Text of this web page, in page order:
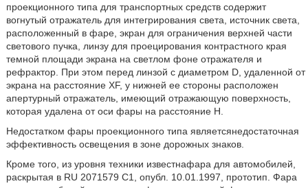
проекционного типа для транспортных средств содержит
вогнутый отражатель для интегрирования света, источник света,
расположенный в фаре, экран для ограничения верхней части
светового пучка, линзу для проецирования контрастного края
темной площади экрана на светлом фоне отражателя и
рефрактор. При этом перед линзой с диаметром D, удаленной от
экрана на расстояние XF, у нижней ее стороны расположен
апертурный отражатель, имеющий отражающую поверхность,
которая удалена от оси фары на расстояние H.
Недостатком фары проекционного типа являетсянедостаточная
эффективность освещения в зоне дорожных знаков.
Кроме того, из уровня техники известнафара для автомобилей,
раскрытая в RU 2071579 C1, опубл. 10.01.1997, прототип. Фара